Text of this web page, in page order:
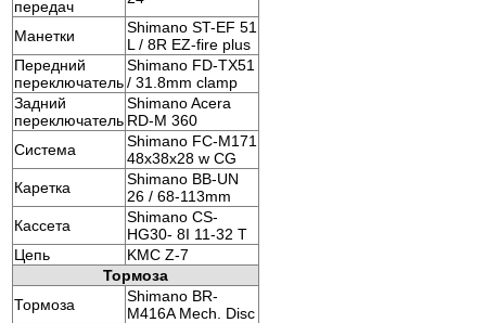
передач
Манетки
Shimano ST-EF 51
L / 8R EZ-fire plus
Передний
переключатель
Shimano FD-TX51
/ 31.8mm clamp
Задний
переключатель
Shimano Acera
RD-M 360
Система
Shimano FC-M171
48x38x28 w CG
Каретка
Shimano BB-UN
26 / 68-113mm
Кассета
Shimano CS-
HG30- 8I 11-32 T
Цепь
KMC Z-7
Тормоза
Тормоза
Shimano BR-
M416A Mech. Disc